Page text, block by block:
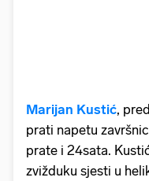
Marijan Kustić,
prati napetu
prate i 24sata.
zvižduku sjesti u